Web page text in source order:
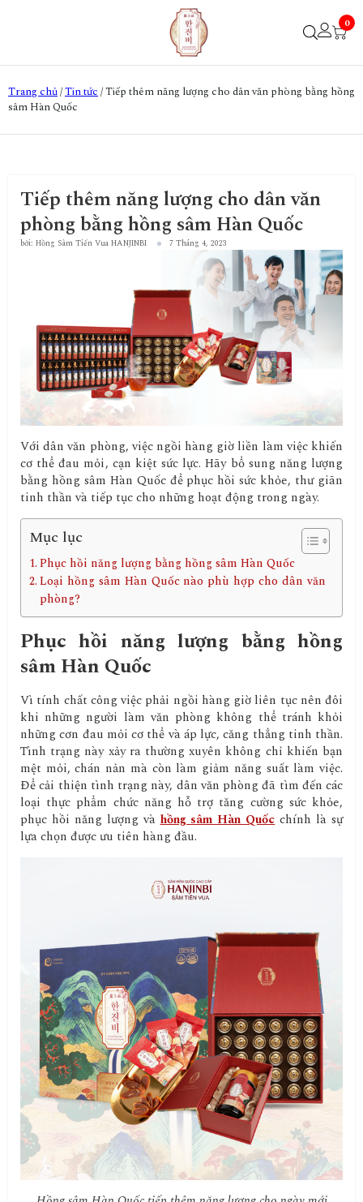
0
Trang chủ/Tin tức/Tiếp thêm năng lượng cho dân văn phòng bằng hồng
sâm Hàn Quốc
Tiếp thêm năng lượng cho dân văn
phòng bằng hồng sâm Hàn Quốc
bởi: Hồng Sâm Tiến Vua HANJINBI 7 Tháng 4, 2023
Với dân văn phòng, việc ngồi hàng giờ liền làm việc khiến
cơ thể đau mỏi, cạn kiệt sức lực. Hãy bổ sung năng lượng
bằng hồng sâm Hàn Quốc để phục hồi sức khỏe, thư giãn
tinh thần và tiếp tục cho những hoạt động trong ngày.
Mục lục
Phục hồi năng lượng bằng hồng sâm Hàn Quốc
Loại hồng sâm Hàn Quốc nào phù hợp cho dân văn
phòng?
Phục hồi năng lượng bằng hồng
sâm Hàn Quốc
Vì tính chất công việc phải ngồi hàng giờ liên tục nên đôi
khi những người làm văn phòng không thể tránh khỏi
những cơn đau mỏi cơ thể và áp lực, căng thẳng tinh thần.
Tình trạng này xảy ra thường xuyên không chỉ khiến bạn
mệt mỏi, chán nản mà còn làm giảm năng suất làm việc.
Để cải thiện tình trạng này, dân văn phòng đã tìm đến các
loại thực phẩm chức năng hỗ trợ tăng cường sức khỏe,
phục hồi năng lượng vàhồng sâm Hàn Quốcchính là sự
lựa chọn được ưu tiên hàng đầu.